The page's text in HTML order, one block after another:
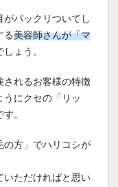
パックリついてし
る美容師さんが「マ
ょう。
されるお客様の特徴
うにクセの「リッ
。
の方」でハリコシが
いただければと思い